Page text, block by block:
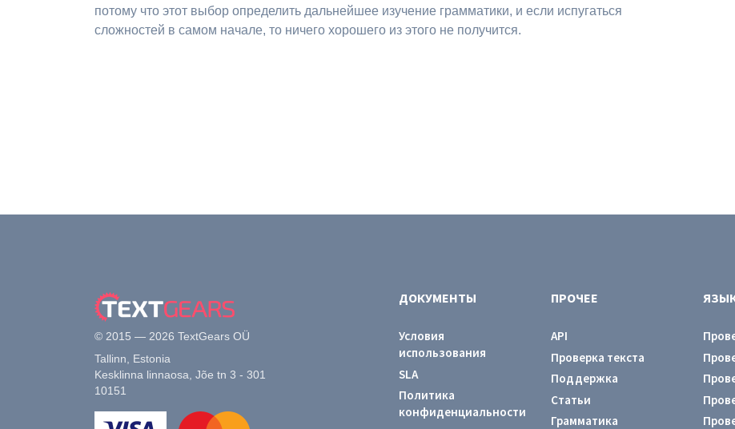
потому что этот выбор определить дальнейшее изучение грамматики, и если испугаться
сложностей в самом начале, то ничего хорошего из этого не получится.
© 2015 — 2026 TextGears OÜ
Tallinn, Estonia
Kesklinna linnaosa, Jõe tn 3 - 301
10151
ДОКУМЕНТЫ
Условия
использования
SLA
Политика
конфиденциальности
ПРОЧЕЕ
API
Проверка текста
Поддержка
Статьи
Грамматика